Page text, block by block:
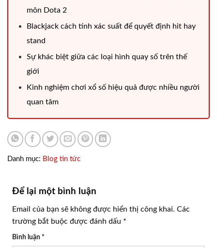
môn Dota 2
Blackjack cách tính xác suất để quyết định hit hay
stand
Sự khác biệt giữa các loại hình quay số trên thế
giới
Kinh nghiệm chơi xổ số hiệu quả được nhiều người
quan tâm
Danh mục: Blog tin tức
Để lại một bình luận
Email của bạn sẽ không được hiển thị công khai. Các
trường bắt buộc được đánh dấu *
Bình luận *